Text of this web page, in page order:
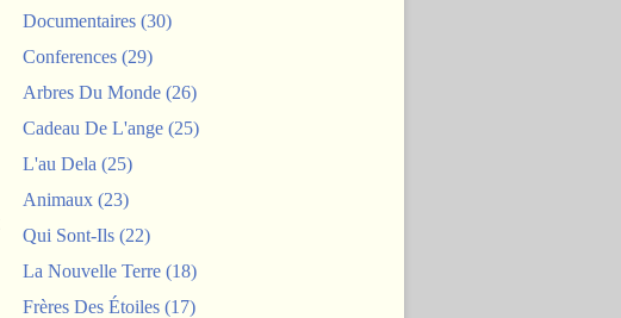
Documentaires (30)
Conferences (29)
Arbres Du Monde (26)
Cadeau De L'ange (25)
L'au Dela (25)
Animaux (23)
Qui Sont-Ils (22)
La Nouvelle Terre (18)
Frères Des Étoiles (17)